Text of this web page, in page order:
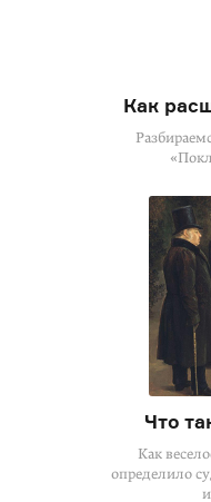
Как
Что
Как
определило